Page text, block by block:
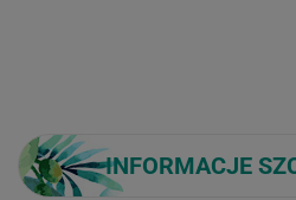
INFORMACJE